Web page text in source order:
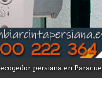
persiana en